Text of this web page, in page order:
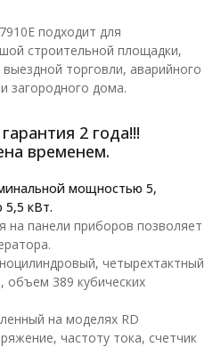
подходит для
строительной площадки,
торговли, аварийного
загородного дома.
2 года!!!
временем.
мощностью 5,
кВт.
на панели приборов позволяет
четырехтактный
389 кубических
на моделях RD
частоту тока, счетчик